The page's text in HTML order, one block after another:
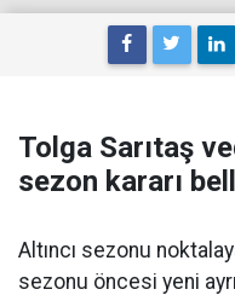
Tolga Sarıtaş
sezon kararı
Altıncı sezonu
sezonu öncesi yeni